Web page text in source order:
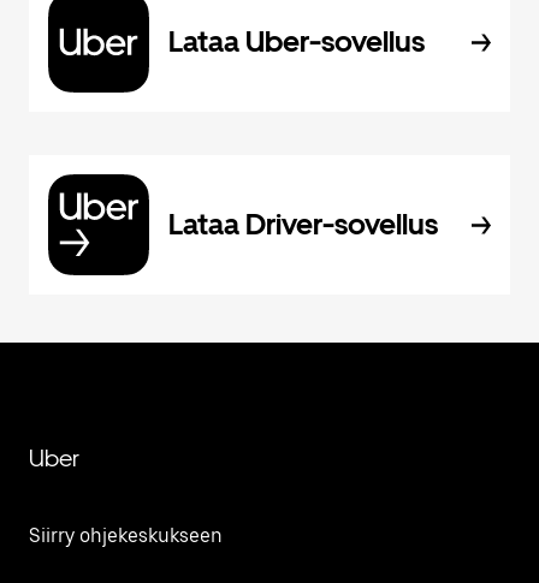
Lataa Uber-sovellus
Lataa Driver-sovellus
Uber
Siirry ohjekeskukseen